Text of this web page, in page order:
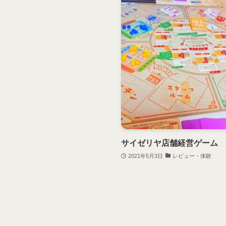
サイゼリヤ店舗経営ゲーム
2021年5月3日 レビュー・体験